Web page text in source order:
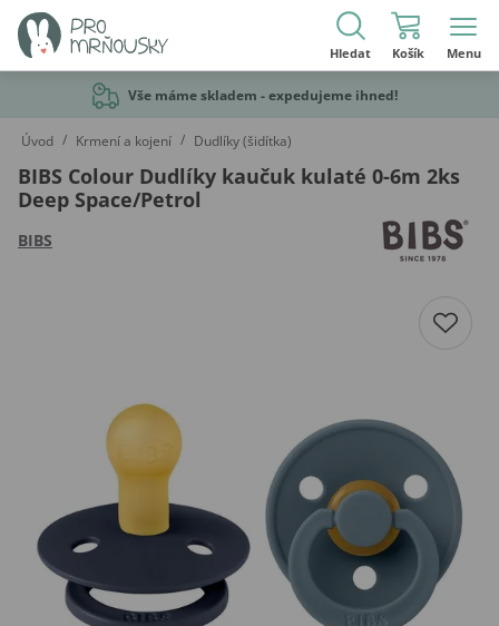
Hledat Košík Menu
Vše máme skladem - expedujeme ihned!
Úvod / Krmení a kojení / Dudlíky (šidítka)
BIBS Colour Dudlíky kaučuk kulaté 0-6m 2ks
Deep Space/Petrol
BIBS